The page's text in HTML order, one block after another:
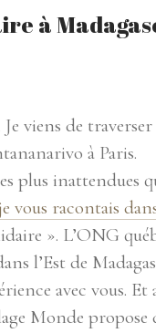
à
Je viens de
à Paris.
plus inattendues
vous racontais
». L’ONG
l’Est de
avec vous. Et
Monde propose